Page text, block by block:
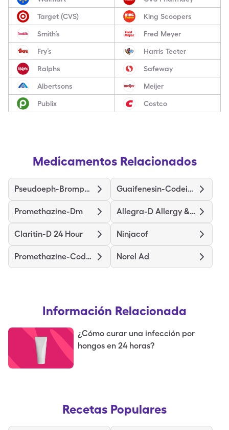
Target (CVS) King Scoopers
Smith’s Fred Meyer
Fry’s Harris Teeter
Ralphs Safeway
Albertsons Meijer
Publix Costco
Medicamentos Relacionados
Pseudoeph-Bromphen-Dm Guaifenesin-Codeine
Promethazine-Dm Allegra-D Allergy & Congestion
Claritin-D 24 Hour Ninjacof
Promethazine-Codeine Norel Ad
Información Relacionada
¿Cómo curar una infección por
hongos en 24 horas?
Recetas Populares